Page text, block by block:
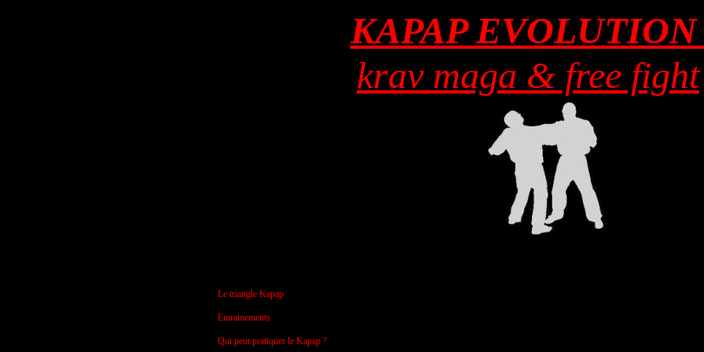
KAPAP
krav maga & free fight
Le triangle Kapap
Entrainements
Qui peut pratiquer le Kapap ?